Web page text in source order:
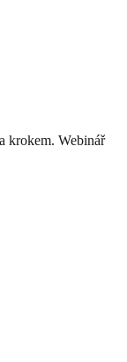
krokem. Webinář